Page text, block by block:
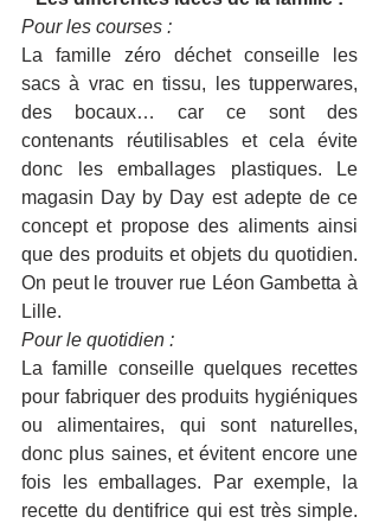
Pour les courses :
La famille zéro déchet conseille les
sacs à vrac en tissu, les tupperwares,
des bocaux… car ce sont des
contenants réutilisables et cela évite
donc les emballages plastiques. Le
magasin Day by Day est adepte de ce
concept et propose des aliments ainsi
que des produits et objets du quotidien.
On peut le trouver rue Léon Gambetta à
Lille.
Pour le quotidien :
La famille conseille quelques recettes
pour fabriquer des produits hygiéniques
ou alimentaires, qui sont naturelles,
donc plus saines, et évitent encore une
fois les emballages. Par exemple, la
recette du dentifrice qui est très simple.